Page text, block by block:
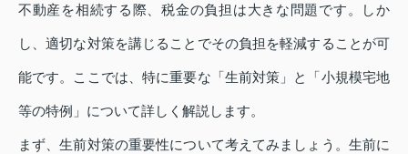
不動産を相続する際、税金の負担は大きな問題です。しか
し、適切な対策を講じることでその負担を軽減することが可
能です。ここでは、特に重要な「生前対策」と「小規模宅地
等の特例」について詳しく解説します。
まず、生前対策の重要性について考えてみましょう。生前に